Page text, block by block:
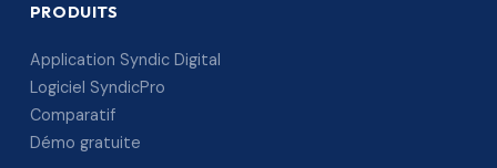
PRODUITS
Application Syndic Digital
Logiciel SyndicPro
Comparatif
Démo gratuite